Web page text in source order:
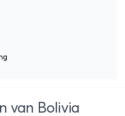
van Bolivia